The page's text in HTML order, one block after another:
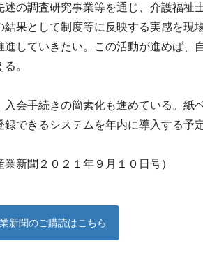
の調査研究事業等を通じ、介護福祉
結果として制度等に反映する実感を現
進していきたい。この活動が進めば、
。
会手続きの簡素化も進めている。紙
録できるシステムを年内に導入する予
業新聞２０２１年９月１０日号）
新聞のご購読はこちら